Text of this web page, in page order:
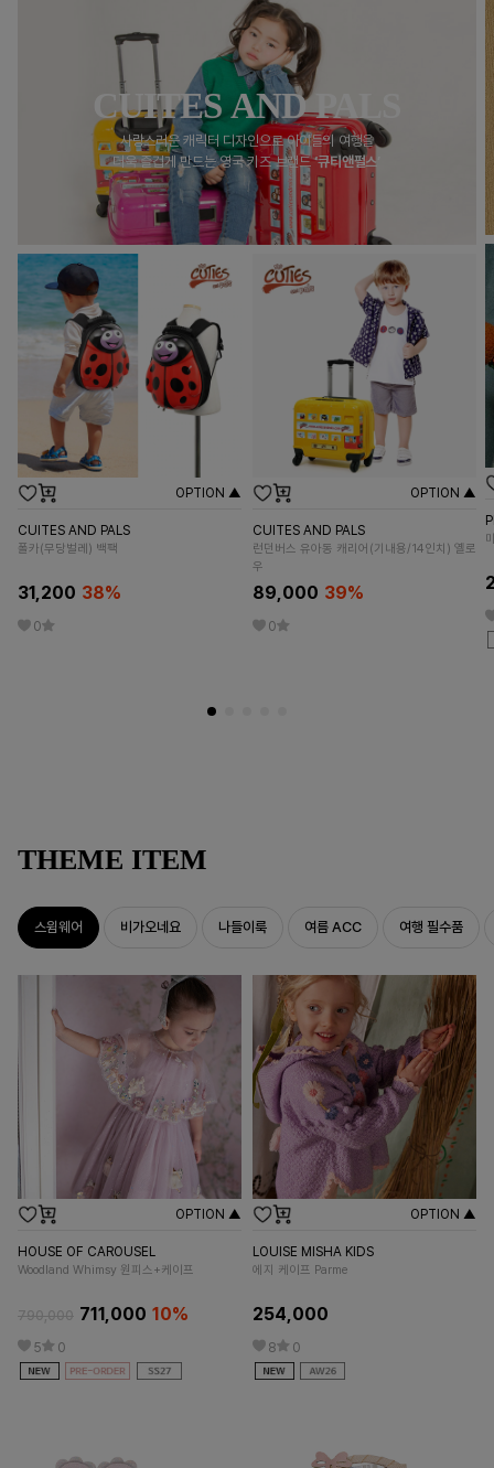
CUITES AND PALS
사랑스러운 캐릭터 디자인으로 아이들의 여행을
더욱 즐겁게 만드는 영국 키즈 브랜드‘큐티앤펄스’
OPTION ▲
CUITES AND PALS
폴카(무당벌레) 백팩
31,200 38%
0
OPTION ▲
CUITES AND PALS
런던버스 유아동 캐리어(기내용/14인치) 옐로
우
89,000 39%
0
THEME ITEM
스윔웨어 비가오네요 나들이룩 여름 ACC 여행 필수품
OPTION ▲
HOUSE OF CAROUSEL
Woodland Whimsy 원피스+케이프
790,000 711,000 10%
5 0
OPTION ▲
LOUISE MISHA KIDS
에지 케이프 Parme
254,000
8 0